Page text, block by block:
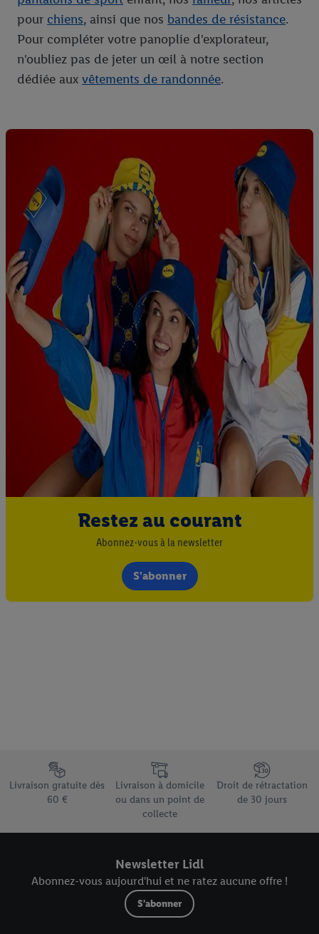
pour chiens, ainsi que nos bandes de résistance.
Pour compléter votre panoplie d'explorateur,
n'oubliez pas de jeter un œil à notre section
dédiée aux vêtements de randonnée.
Restez au courant
Abonnez-vous à la newsletter
S'abonner
Élément du pied de page avec les différents arguments de
Livraison gratuite dès
60 €
Livraison à domicile
ou dans un point de
collecte
Droit de rétractation
de 30 jours
Newsletter Lidl
Abonnez-vous aujourd'hui et ne ratez aucune offre !
S'abonner